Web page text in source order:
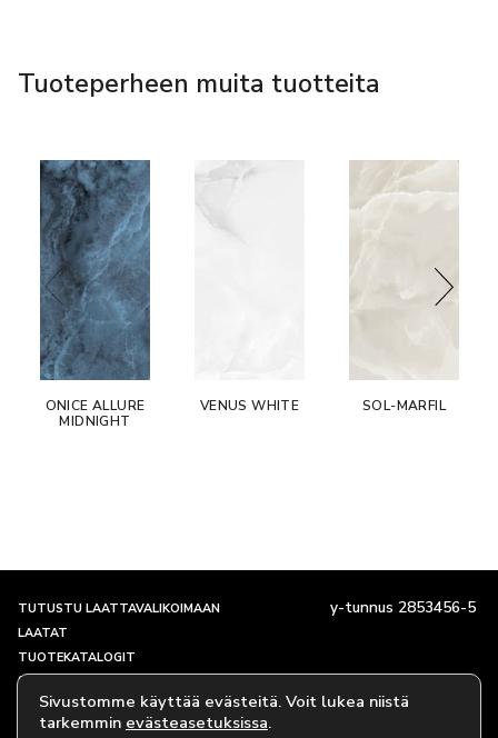
Tuoteperheen muita tuotteita
ONICE ALLURE
MIDNIGHT
VENUS WHITE SOL-MARFIL
TUTUSTU LAATTAVALIKOIMAAN
LAATAT
TUOTEKATALOGIT
SHOWROOM JA YHTEYSTIEDOT
TARINAMME
EVÄSTEKÄYTÄNTÖ
y-tunnus 2853456-5
Sivustomme käyttää evästeitä. Voit lukea niistä
tarkemmin evästeasetuksissa.